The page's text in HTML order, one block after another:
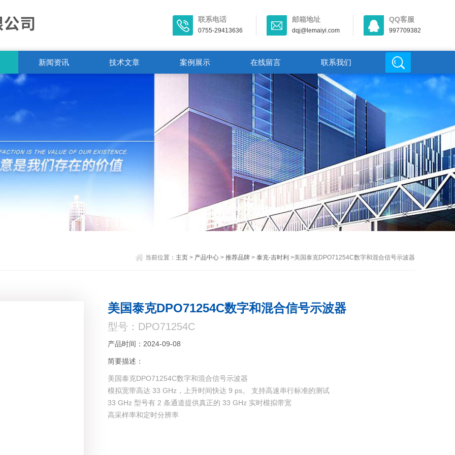
联系电话
0755-29413636
邮箱地址
dqj@lemaiyi.com
QQ客服
997709382
新闻资讯 技术文章 案例展示 在线留言 联系我们
当前位置： 主页> 产品中心> 推荐品牌> 泰克-吉时利 >美国泰克DPO71254C数字和混合信号示波器
美国泰克DPO71254C数字和混合信号示波器
型号：DPO71254C
产品时间：2024-09-08
简要描述：
美国泰克DPO71254C数字和混合信号示波器
模拟宽带高达 33 GHz，上升时间快达 9 ps。 支持高速串行标准的测试
33 GHz 型号有 2 条通道提供真正的 33 GHz 实时模拟带宽
高采样率和定时分辨率